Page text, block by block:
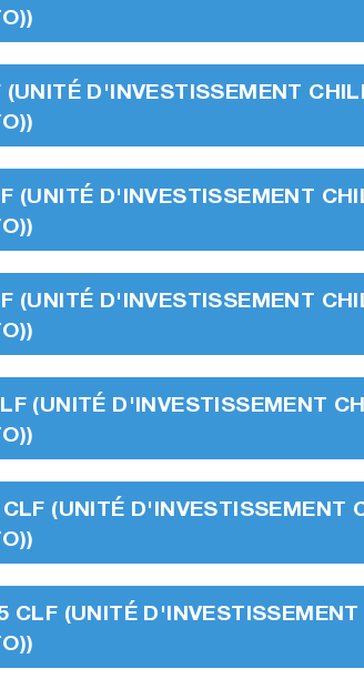
(UNITÉ D'INVESTISSEMENT
(UNITÉ D'INVESTISSEMENT
(UNITÉ D'INVESTISSEMENT
(UNITÉ D'INVESTISSEMENT
(UNITÉ D'INVESTISSEMENT
CLF (UNITÉ